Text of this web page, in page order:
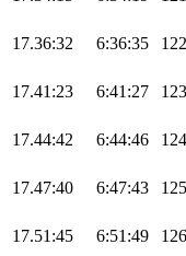
17.36:32 6:36:35 122
17.41:23 6:41:27 123
17.44:42 6:44:46 124
17.47:40 6:47:43 125
17.51:45 6:51:49 126